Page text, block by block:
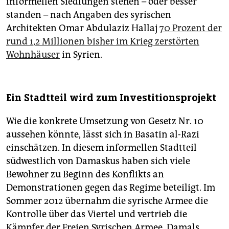
standen – nach Angaben des syrischen
Architekten Omar Abdulaziz Hallaj 70 Prozent der
rund 1,2 Millionen bisher im Krieg zerstörten
Wohnhäuserin Syrien.
Ein Stadtteil wird zum Investitionsprojekt
Wie die konkrete Umsetzung von Gesetz Nr. 10
aussehen könnte, lässt sich in Basatin al-Razi
einschätzen. In diesem informellen Stadtteil
südwestlich von Damaskus haben sich viele
Bewohner zu Beginn des Konflikts an
Demonstrationen gegen das Regime beteiligt. Im
Sommer 2012 übernahm die syrische Armee die
Kontrolle über das Viertel und vertrieb die